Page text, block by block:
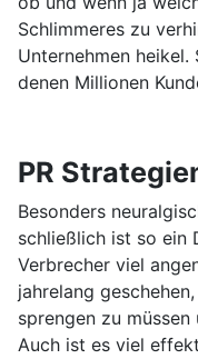
Schlimmeres zu
Unternehmen
denen Millionen
PR
Besonders
schließlich ist so ein
Verbrecher viel
jahrelang
sprengen zu
Auch ist es viel